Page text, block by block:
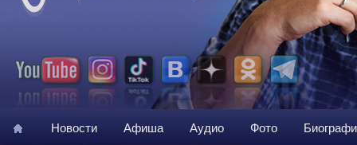
Новости Афиша Аудио Фото